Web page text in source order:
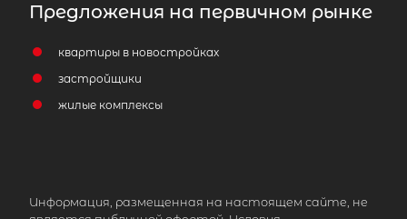
Предложения на первичном рынке
квартиры в новостройках
застройщики
жилые комплексы
Информация, размещенная на настоящем сайте, не